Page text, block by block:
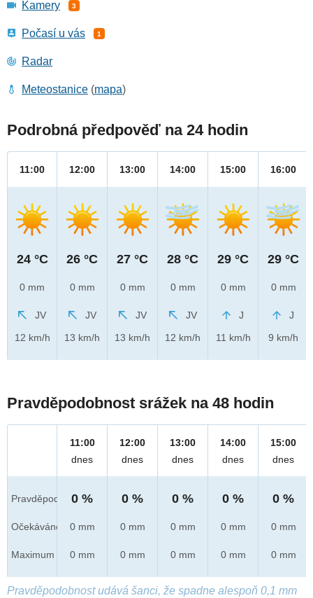
Kamery 3
Počasí u vás 1
Radar
Meteostanice (mapa)
Podrobná předpověď na 24 hodin
11:00
24 °C
0 mm
JV
12 km/h
12:00
26 °C
0 mm
JV
13 km/h
13:00
27 °C
0 mm
JV
13 km/h
14:00
28 °C
0 mm
JV
12 km/h
15:00
29 °C
0 mm
J
11 km/h
16:00
29 °C
0 mm
J
9 km/h
Pravděpodobnost srážek na 48 hodin
Pravděpod.
Očekáváno
Maximum
11:00
dnes
0 %
0 mm
0 mm
12:00
dnes
0 %
0 mm
0 mm
13:00
dnes
0 %
0 mm
0 mm
14:00
dnes
0 %
0 mm
0 mm
15:00
dnes
0 %
0 mm
0 mm
Pravděpodobnost udává šanci, že spadne alespoň 0,1 mm